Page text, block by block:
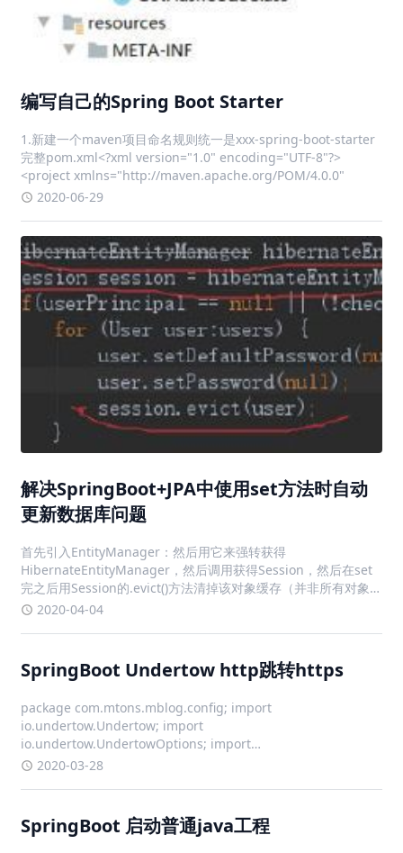
编写自己的Spring Boot Starter
1.新建一个maven项目命名规则统一是xxx-spring-boot-starter
完整pom.xml<?xml version="1.0" encoding="UTF-8"?>
<project xmlns="http://maven.apache.org/POM/4.0.0"
2020-06-29
解决SpringBoot+JPA中使用set方法时自动
更新数据库问题
首先引入EntityManager：然后用它来强转获得
HibernateEntityManager，然后调用获得Session，然后在set
完之后用Session的.evict()方法清掉该对象缓存（并非所有对象
缓存），如此就ok了...好吧，已经java11不建议用了，不过还能
2020-04-04
SpringBoot Undertow http跳转https
package com.mtons.mblog.config; import
io.undertow.Undertow; import
io.undertow.UndertowOptions; import
io.undertow.servlet.api.SecurityConstraint; i
2020-03-28
SpringBoot 启动普通java工程